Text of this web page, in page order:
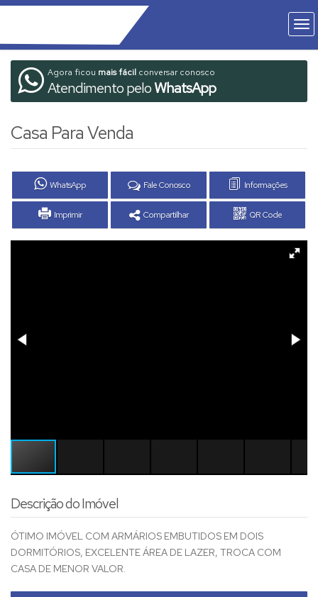
Agora ficou mais fácil conversar conosco
Atendimento peloWhatsApp
Casa Para Venda
WhatsApp Fale Conosco Informações
Imprimir Compartilhar QR Code
Descrição do Imóvel
ÓTIMO IMÓVEL COM ARMÁRIOS EMBUTIDOS EM DOIS
DORMITÓRIOS, EXCELENTE ÁREA DE LAZER, TROCA COM
CASA DE MENOR VALOR.